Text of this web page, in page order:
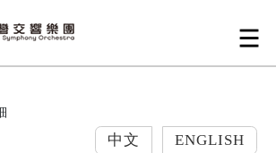
中文 ENGLISH